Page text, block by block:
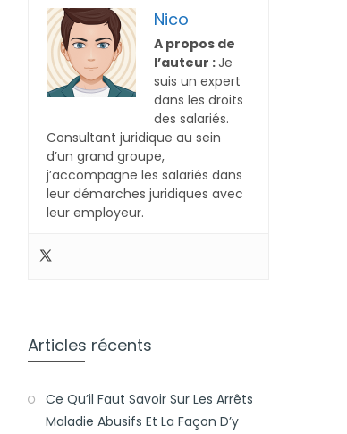
Nico
A propos de
l’auteur :Je
suis un expert
dans les droits
des salariés.
Consultant juridique au sein
d’un grand groupe,
j’accompagne les salariés dans
leur démarches juridiques avec
leur employeur.
Articles récents
Ce Qu’il Faut Savoir Sur Les Arrêts
Maladie Abusifs Et La Façon D’y